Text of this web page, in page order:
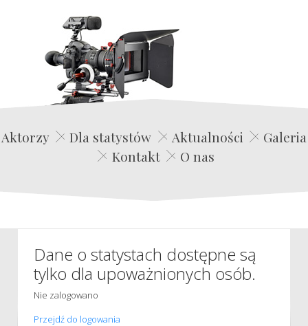
Edwin Film Agencja Aktorska
Aktorzy Dla statystów Aktualności
Galeria
Kontakt
O nas
Dane o statystach dostępne są
tylko dla upoważnionych osób.
Nie zalogowano
Przejdź do logowania